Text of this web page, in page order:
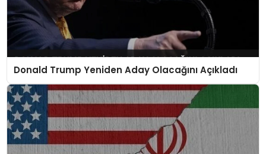
Donald Trump Yeniden Aday Olacağını Açıkladı